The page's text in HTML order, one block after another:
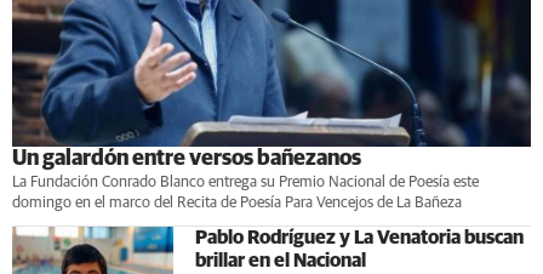
Un galardón entre versos bañezanos
La Fundación Conrado Blanco entrega su Premio Nacional de Poesía este
domingo en el marco del Recita de Poesía Para Vencejos de La Bañeza
Pablo Rodríguez y La Venatoria buscan
brillar en el Nacional